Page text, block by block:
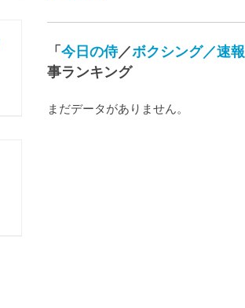
「 今日の侍／ボクシング／速報
事ランキング
まだデータがありません。